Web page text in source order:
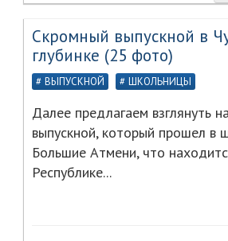
Скромный выпускной в
глубинке (25 фото)
ВЫПУСКНОЙ ШКОЛЬНИЦЫ
Далее предлагаем взглянуть
выпускной, который прошел в
Большие Атмени, что
Республике...